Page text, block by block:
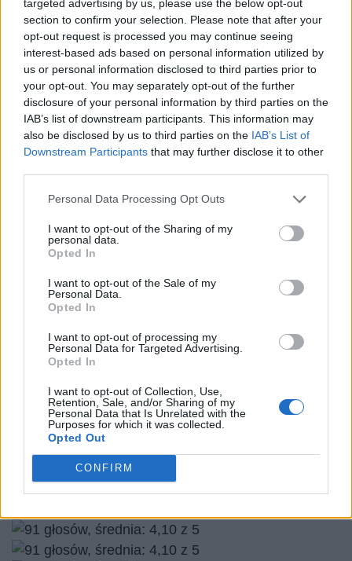
targeted advertising by us, please use the below opt-out
section to confirm your selection. Please note that after your
opt-out request is processed you may continue seeing
interest-based ads based on personal information utilized by
us or personal information disclosed to third parties prior to
your opt-out. You may separately opt-out of the further
disclosure of your personal information by third parties on the
IAB’s list of downstream participants. This information may
also be disclosed by us to third parties on the IAB’s List of
Downstream Participants that may further disclose it to other
Personal Data Processing Opt Outs
I want to opt-out of the Sharing of my
personal data.
Opted In
I want to opt-out of the Sale of my
Personal Data.
Opted In
I want to opt-out of processing my
Personal Data for Targeted Advertising.
Opted In
I want to opt-out of Collection, Use,
Retention, Sale, and/or Sharing of my
Personal Data that Is Unrelated with the
Purposes for which it was collected.
Opted Out
CONFIRM
wszystkie
litery:
Co sądzisz o naszej stronie?